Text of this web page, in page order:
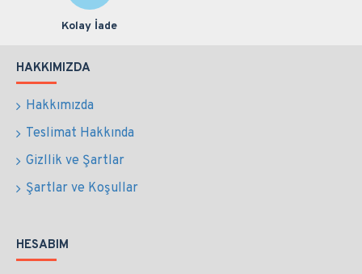
Kolay İade
HAKKIMIZDA
Hakkımızda
Teslimat Hakkında
Gizllik ve Şartlar
Şartlar ve Koşullar
HESABIM